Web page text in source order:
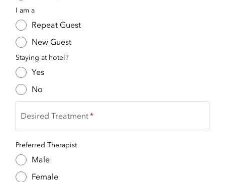
I am a
Repeat Guest
New Guest
Staying at hotel?
Yes
No
Desired Treatment
Preferred Therapist
Male
Female